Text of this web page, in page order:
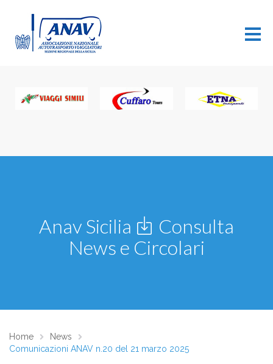
Anav Sicilia
Consulta
News e Circolari
Home
News
Comunicazioni ANAV n.20 del 21 marzo 2025